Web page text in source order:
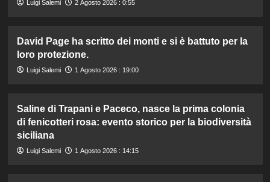
Luigi Salemi 2 Agosto 2026 : 0:55
David Page ha scritto dei monti e si è battuto per la
loro protezione.
Luigi Salemi 1 Agosto 2026 : 19:00
Saline di Trapani e Paceco, nasce la prima colonia
di fenicotteri rosa: evento storico per la biodiversità
siciliana
Luigi Salemi 1 Agosto 2026 : 14:15